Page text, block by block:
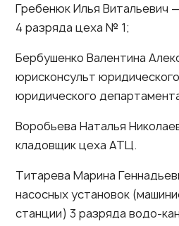
Гребенюк Илья Витальевич
4 разряда цеха № 1;
Бербушенко Валентина
юрисконсульт
юридического
Воробьева Наталья
кладовщик цеха АТЦ.
Титарева Марина
насосных установок
станции) 3 разряда водо-